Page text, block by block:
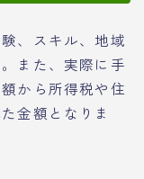
、スキル、地域
また、実際に手
から所得税や住
金額となりま